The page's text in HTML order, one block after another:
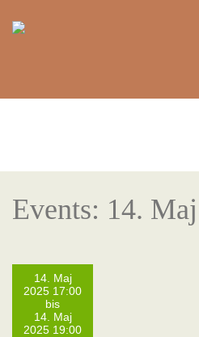
Events: 14.
14. Maj
2025 17:00
bis
14. Maj
2025 19:00